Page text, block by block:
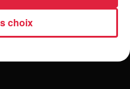
disparition d’une
de 16 ans
choix